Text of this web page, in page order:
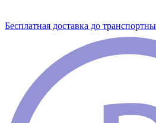
Бесплатная доставка до